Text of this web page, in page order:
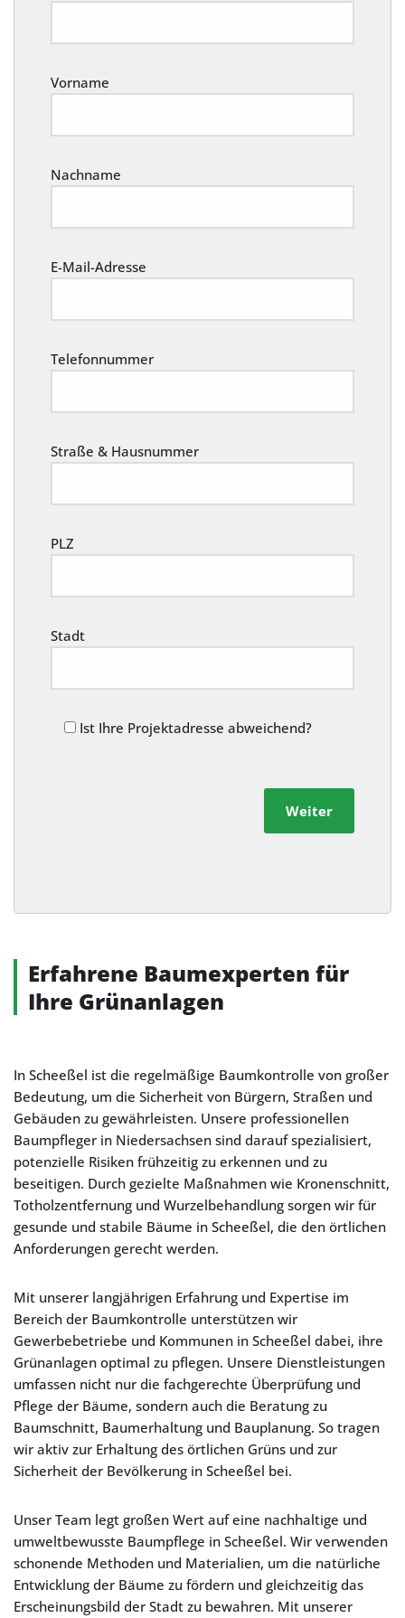
Vorname
Nachname
E-Mail-Adresse
Telefonnummer
Straße & Hausnummer
PLZ
Stadt
Ist Ihre Projektadresse abweichend?
Weiter
Alternative:
Erfahrene Baumexperten für
Ihre Grünanlagen
In Scheeßel ist die regelmäßige Baumkontrolle von großer
Bedeutung, um die Sicherheit von Bürgern, Straßen und
Gebäuden zu gewährleisten. Unsere professionellen
Baumpfleger in Niedersachsen sind darauf spezialisiert,
potenzielle Risiken frühzeitig zu erkennen und zu
beseitigen. Durch gezielte Maßnahmen wie Kronenschnitt,
Totholzentfernung und Wurzelbehandlung sorgen wir für
gesunde und stabile Bäume in Scheeßel, die den örtlichen
Anforderungen gerecht werden.
Mit unserer langjährigen Erfahrung und Expertise im
Bereich der Baumkontrolle unterstützen wir
Gewerbebetriebe und Kommunen in Scheeßel dabei, ihre
Grünanlagen optimal zu pflegen. Unsere Dienstleistungen
umfassen nicht nur die fachgerechte Überprüfung und
Pflege der Bäume, sondern auch die Beratung zu
Baumschnitt, Baumerhaltung und Bauplanung. So tragen
wir aktiv zur Erhaltung des örtlichen Grüns und zur
Sicherheit der Bevölkerung in Scheeßel bei.
Unser Team legt großen Wert auf eine nachhaltige und
umweltbewusste Baumpflege in Scheeßel. Wir verwenden
schonende Methoden und Materialien, um die natürliche
Entwicklung der Bäume zu fördern und gleichzeitig das
Erscheinungsbild der Stadt zu bewahren. Mit unserer